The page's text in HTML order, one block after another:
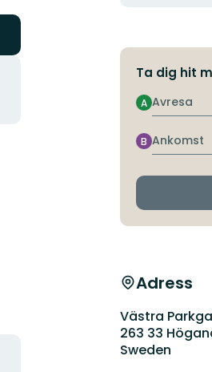
Ta dig hit
Avresa
A
Ankomst
B
Adress
Västra
263 33
Sweden